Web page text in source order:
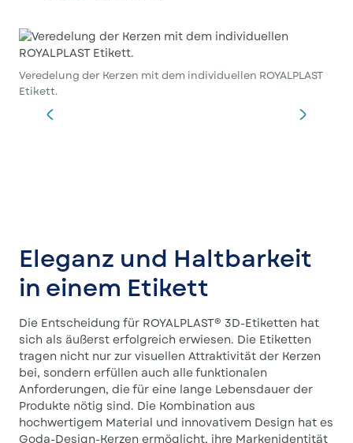
Veredelung der Kerzen mit dem individuellen ROYALPLAST
Etikett.
Eleganz und Haltbarkeit
in einem Etikett
Die Entscheidung für ROYALPLAST® 3D-Etiketten hat
sich als äußerst erfolgreich erwiesen. Die Etiketten
tragen nicht nur zur visuellen Attraktivität der Kerzen
bei, sondern erfüllen auch alle funktionalen
Anforderungen, die für eine lange Lebensdauer der
Produkte nötig sind. Die Kombination aus
hochwertigem Material und innovativem Design hat es
Goda-Design-Kerzen ermöglicht, ihre Markenidentität